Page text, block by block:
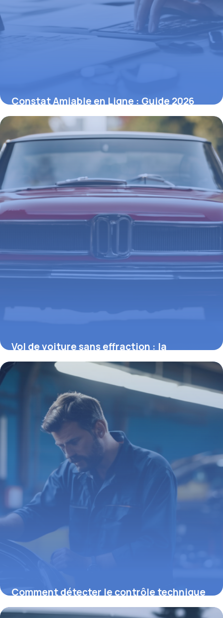
Constat Amiable en Ligne : Guide 2026
17 avril 2026
Vol de voiture sans effraction : la
jurisprudence et ses implications
Comment détecter le contrôle technique
de complaisance et ses vices cachés